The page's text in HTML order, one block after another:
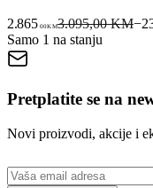
2.865 00KM3.095,00 KM−
Samo 1 na stanju
Pretplatite se na
Novi proizvodi, akcije i